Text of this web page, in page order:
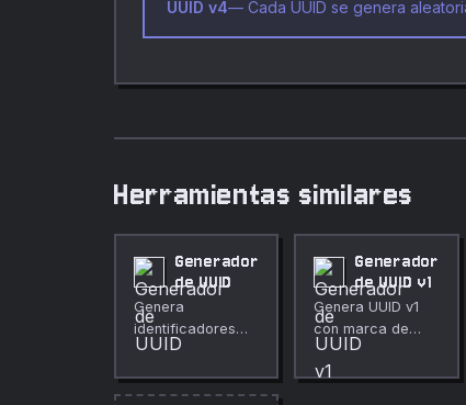
UUID v4— Cada UUID se genera
Herramientas similares
Generador
de UUID
Genera
identificadores
UUID v4 únicos.
Generador
de UUID v1
Genera UUID v1
con marca de
tiempo
incorporada.